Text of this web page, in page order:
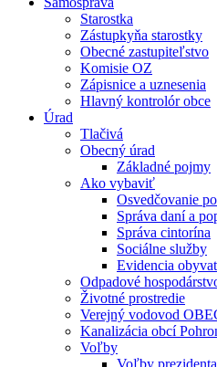
Starostka
Zástupkyňa starostky
Obecné zastupiteľstvo
Komisie OZ
Zápisnice a uznesenia
Hlavný kontrolór obce
Úrad
Tlačivá
Obecný úrad
Základné pojmy
Ako vybaviť
Osvedčovanie
Správa daní a
Správa cintorína
Sociálne služby
Evidencia
Odpadové
Životné prostredie
Verejný vodovod
Kanalizácia obcí
Voľby
Voľby prezidenta